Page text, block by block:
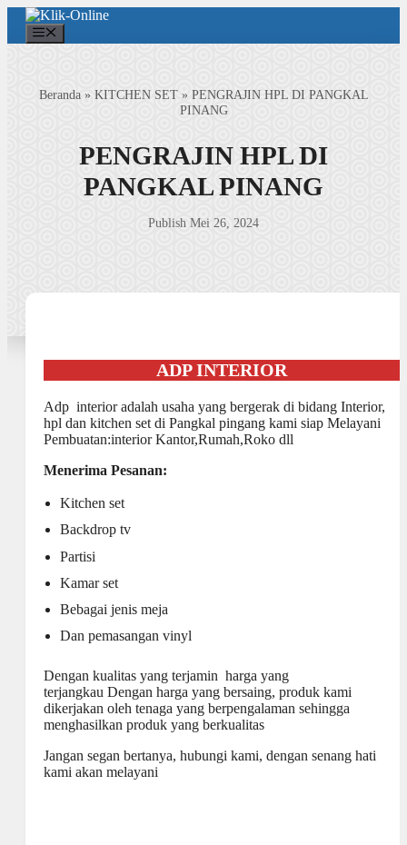
Langsung
isi
Beranda» KITCHEN SET» PENGRAJIN HPL DI PANGKAL
PINANG
PENGRAJIN HPL DI
PANGKAL PINANG
Publish Mei 26, 2024
ADP INTERIOR
Adp interior adalah usaha yang bergerak di bidang Interior,
hpl dan kitchen set di Pangkal pingang kami siap Melayani
Pembuatan:interior Kantor,Rumah,Roko dll
Menerima Pesanan:
Kitchen set
Backdrop tv
Partisi
Kamar set
Bebagai jenis meja
Dan pemasangan vinyl
Dengan kualitas yang terjamin harga yang
terjangkau Dengan harga yang bersaing, produk kami
dikerjakan oleh tenaga yang berpengalaman sehingga
menghasilkan produk yang berkualitas
Jangan segan bertanya, hubungi kami, dengan senang hati
kami akan melayani